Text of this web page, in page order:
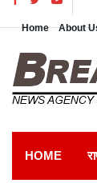
Home About
HOME